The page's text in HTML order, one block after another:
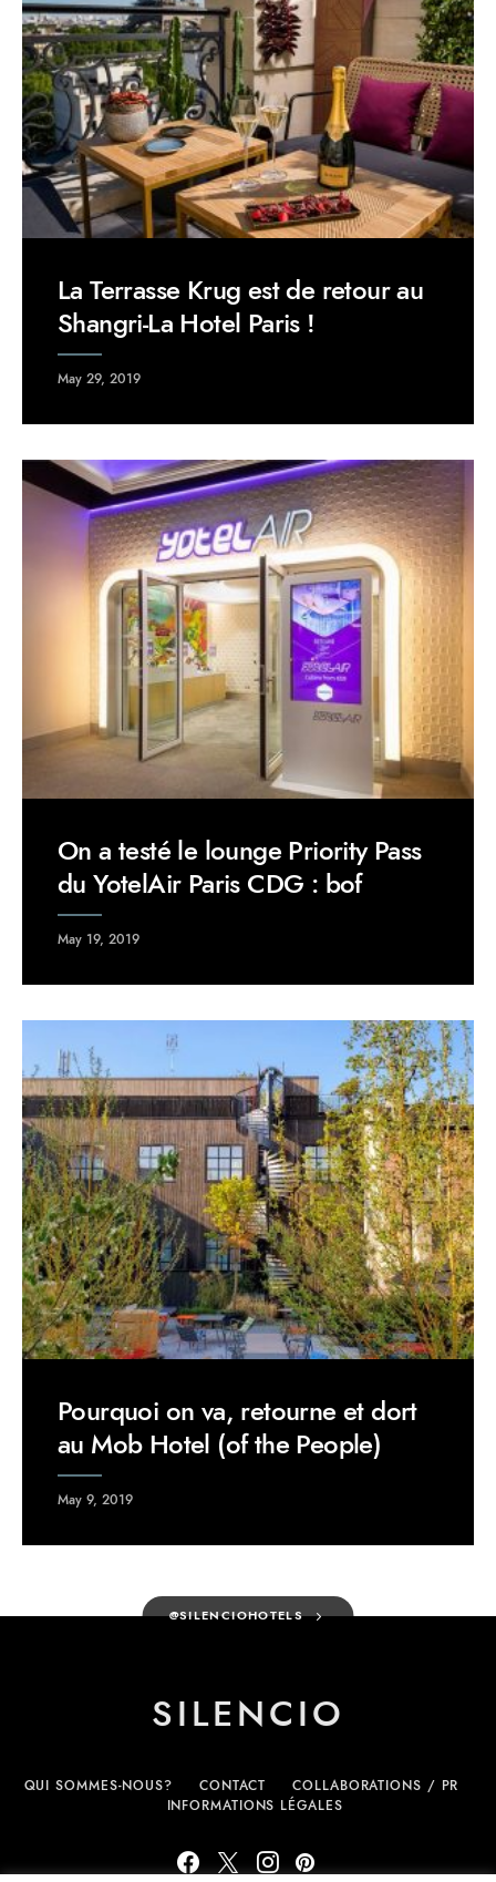
La Terrasse Krug est de retour au
Shangri-La Hotel Paris !
May 29, 2019
On a testé le lounge Priority Pass
du YotelAir Paris CDG : bof
May 19, 2019
Pourquoi on va, retourne et dort
au Mob Hotel (of the People)
May 9, 2019
@SILENCIOHOTELS
SILENCIO
QUI SOMMES-NOUS? CONTACT
COLLABORATIONS / PR
INFORMATIONS LÉGALES